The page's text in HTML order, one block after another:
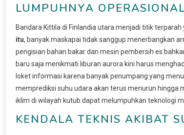
LUMPUHNYA
Bandara Kittila di Finlandia utara menjadi titik
itu, banyak maskapai tidak sanggup menerbangkan
pengisian bahan bakar dan mesin pembersih es
baru saja menikmati liburan aurora kini harus
loket informasi karena banyak penumpang yang
memprediksi suhu udara akan terus menurun hingga
iklim di wilayah kutub dapat melumpuhkan teknologi
KENDALA TEKNIS AKIBAT